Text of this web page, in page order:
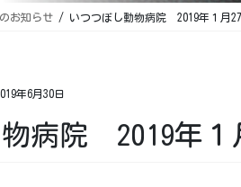
お知らせ いつつぼし動物病院 2019年１月27
年6月30日
病院 2019年１